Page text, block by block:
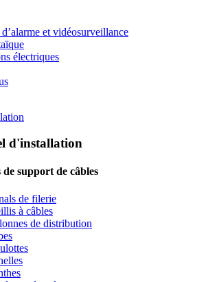
d’alarme et vidéosurveillance
électriques
d'installation
de support de câbles
de filerie
à câbles
de distribution